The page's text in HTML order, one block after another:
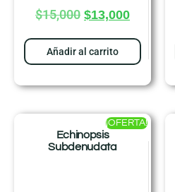
$15,000 $13,000
Añadir al carrito
Echinopsis
Subdenudata
¡OFERTA!